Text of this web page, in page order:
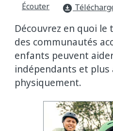
Écouter
download_for_offline
Découvrez en quoi
des communautés
enfants peuvent
indépendants et plus
physiquement.